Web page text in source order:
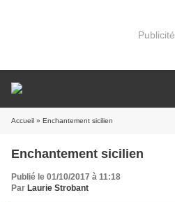
Publicité
Accueil » Enchantement sicilien
Enchantement sicilien
Publié le 01/10/2017 à 11:18
Par Laurie Strobant